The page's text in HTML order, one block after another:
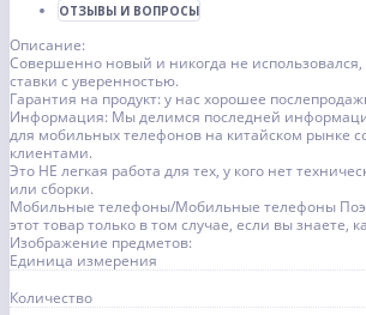
ОТЗЫВЫ И ВОПРОСЫ
Описание:
Совершенно новый и никогда не использовался,
ставки с уверенностью.
Гарантия на продукт: у нас хорошее
Информация: Мы делимся последней
для мобильных телефонов на китайском рынке
клиентами.
Это НЕ легкая работа для тех, у кого нет
или сборки.
Мобильные телефоны/Мобильные телефоны
этот товар только в том случае, если вы знаете,
Изображение предметов:
Единица измерения
Количество